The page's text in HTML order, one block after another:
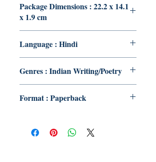
Package Dimensions : 22.2 x 14.1
x 1.9 cm
Language : Hindi
Genres : Indian Writing/Poetry
Format : Paperback